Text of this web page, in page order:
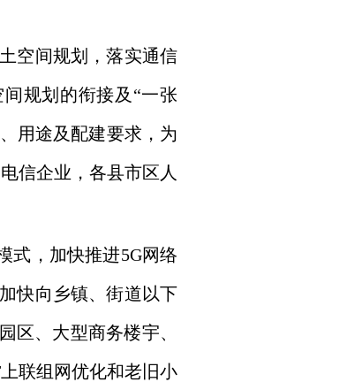
空间规划，落实通信
规划的衔接及“一张
用途及配建要求，为
信企业，各县市区人
，加快推进5G网络
快向乡镇、街道以下
区、大型商务楼宇、
联组网优化和老旧小